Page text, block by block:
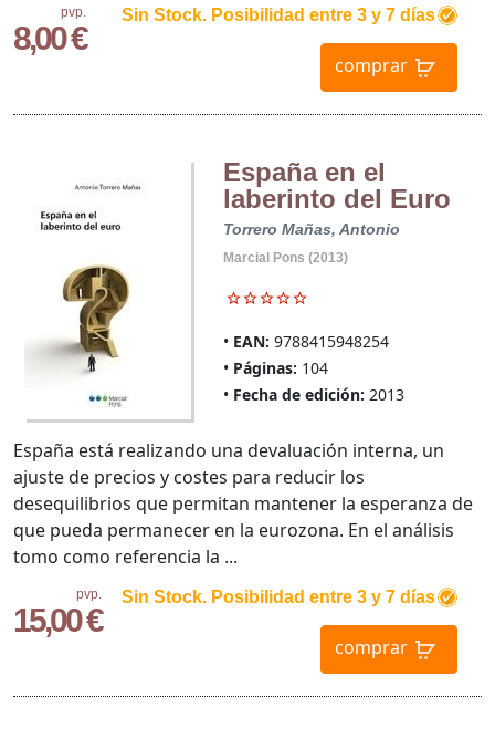
pvp.
8,00 €
Sin Stock. Posibilidad entre 3 y 7 días
comprar
España en el
laberinto del Euro
Torrero Mañas, Antonio
Marcial Pons (2013)
EAN: 9788415948254
Páginas: 104
Fecha de edición: 2013
pvp.
15,00 €
Sin Stock. Posibilidad entre 3 y 7 días
comprar
España está realizando una devaluación interna, un
ajuste de precios y costes para reducir los
desequilibrios que permitan mantener la esperanza de
que pueda permanecer en la eurozona. En el análisis
tomo como referencia la ...